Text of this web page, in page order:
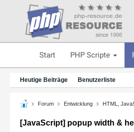
Start PHP Scripte
Heutige Beiträge Benutzerliste
Forum Entwicklung HTML,
[JavaScript] popup width &